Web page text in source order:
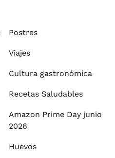
Postres
Viajes
Cultura gastronómica
Recetas Saludables
Amazon Prime Day junio
2026
Huevos